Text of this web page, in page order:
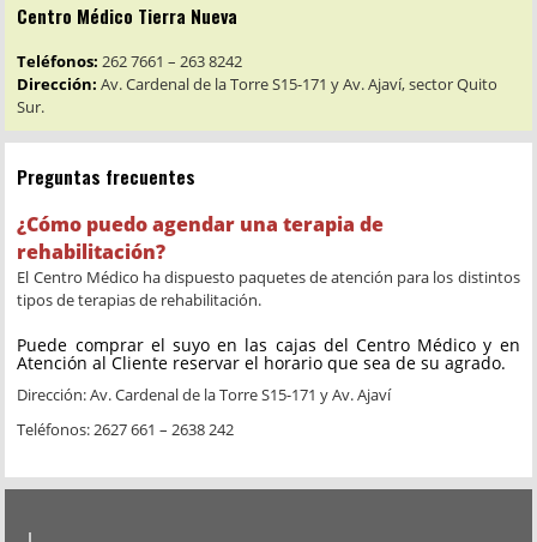
Centro Médico Tierra Nueva
Teléfonos: 262 7661 – 263 8242
Dirección: Av. Cardenal de la Torre S15-171 y Av. Ajaví, sector Quito
Sur.
Preguntas frecuentes
¿Cómo puedo agendar una terapia de
rehabilitación?
El Centro Médico ha dispuesto paquetes de atención para los distintos
tipos de terapias de rehabilitación.
Puede comprar el suyo en las cajas del Centro Médico y en
Atención al Cliente reservar el horario que sea de su agrado.
Dirección: Av. Cardenal de la Torre S15-171 y Av. Ajaví
Teléfonos: 2627 661 – 2638 242